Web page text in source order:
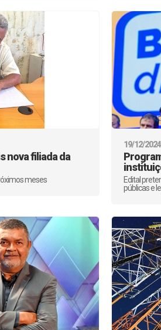
nova filiada da
meses
19/12/
Edital
públicas e